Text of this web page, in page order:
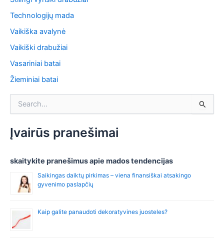
Technologijų mada
Vaikiška avalynė
Vaikiški drabužiai
Vasariniai batai
Žieminiai batai
r
c
f
Įvairūs pranešimai
skaitykite pranešimus apie mados tendencijas
Saikingas daiktų pirkimas – viena finansiškai atsakingo
gyvenimo paslapčių
Kaip galite panaudoti dekoratyvines juosteles?